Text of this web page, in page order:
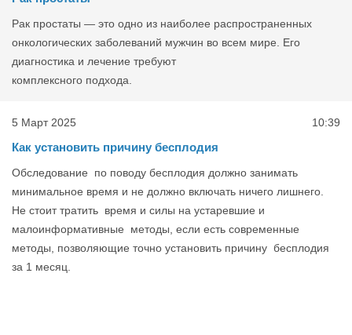
Рак простаты — это одно из наиболее распространенных
онкологических заболеваний мужчин во всем мире. Его
диагностика и лечение требуют
комплексного подхода.
5 Март 2025 10:39
Как установить причину бесплодия
Обследование по поводу бесплодия должно занимать
минимальное время и не должно включать ничего лишнего.
Не стоит тратить время и силы на устаревшие и
малоинформативные методы, если есть современные
методы, позволяющие точно установить причину бесплодия
за 1 месяц.